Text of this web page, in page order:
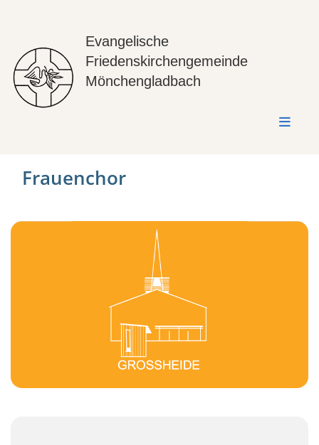
Evangelische
Friedenskirchengemeinde
Mönchengladbach
Frauenchor